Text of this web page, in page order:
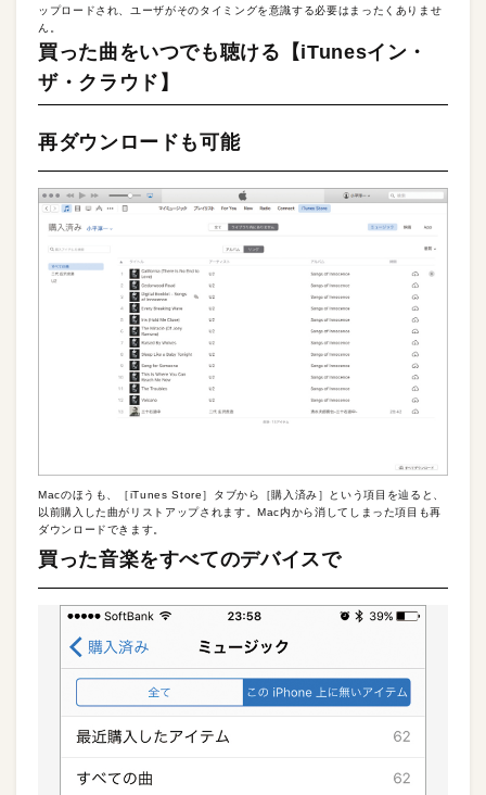
ップロードされ、ユーザがそのタイミングを意識する必要はまったくありませ
ん。
買った曲をいつでも聴ける【iTunesイン・
ザ・クラウド】
再ダウンロードも可能
Macのほうも、［iTunes Store］タブから［購入済み］という項目を辿ると、
以前購入した曲がリストアップされます。Mac内から消してしまった項目も再
ダウンロードできます。
買った音楽をすべてのデバイスで